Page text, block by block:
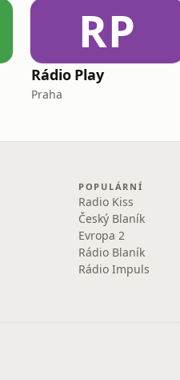
RP
Rádio Play
Praha
POPULÁRNÍ
Radio Kiss
Český Blaník
Evropa 2
Rádio Blaník
Rádio Impuls